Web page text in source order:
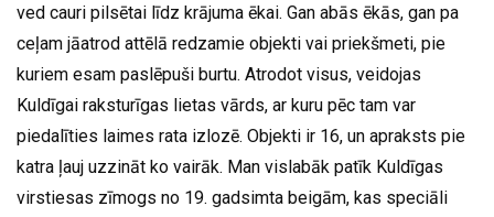
ved cauri pilsētai līdz krājuma ēkai. Gan abās ēkās, gan pa
ceļam jāatrod attēlā redzamie objekti vai priekšmeti, pie
kuriem esam paslēpuši burtu. Atrodot visus, veidojas
Kuldīgai raksturīgas lietas vārds, ar kuru pēc tam var
piedalīties laimes rata izlozē. Objekti ir 16, un apraksts pie
katra ļauj uzzināt ko vairāk. Man vislabāk patīk Kuldīgas
virstiesas zīmogs no 19. gadsimta beigām, kas speciāli